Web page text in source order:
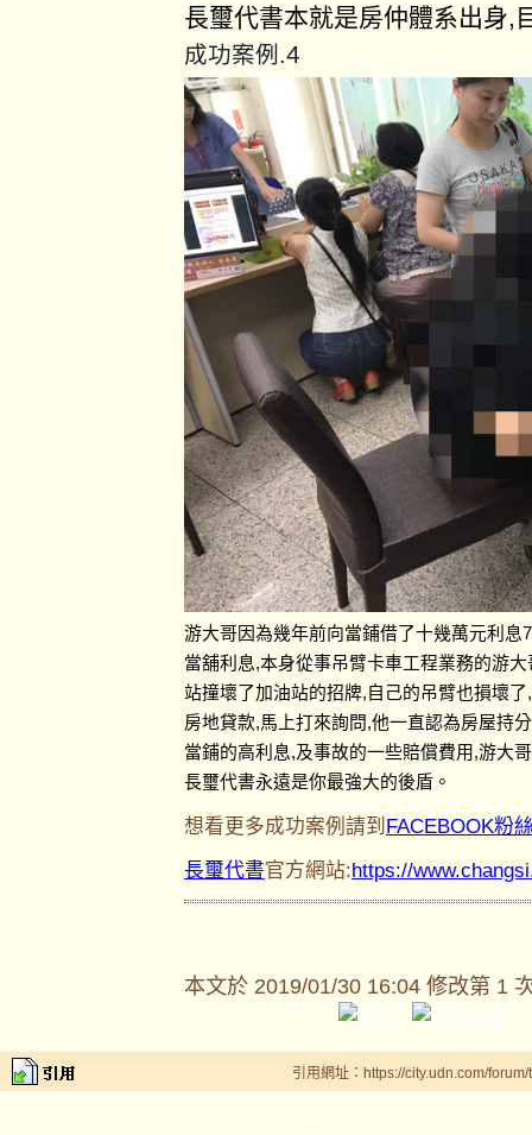
長璽代書本就是房仲體系出身,
成功案例.4
游大哥因為幾年前向當鋪借了十幾萬元利
當舖利息,本身從事吊臂卡車工程業務的游
站撞壞了加油站的招牌,自己的吊臂也損壞
房地貸款,馬上打來詢問,他一直認為房屋持
當鋪的高利息,及事故的一些賠償費用,游大
長璽代書永遠是你最強大的後盾。
想看更多成功案例請到 FACEBOOK粉
長璽代書官方網站:https://
本文於 2019/01/30 16:04 修改第 1
引用網址：https://city.udn.com/